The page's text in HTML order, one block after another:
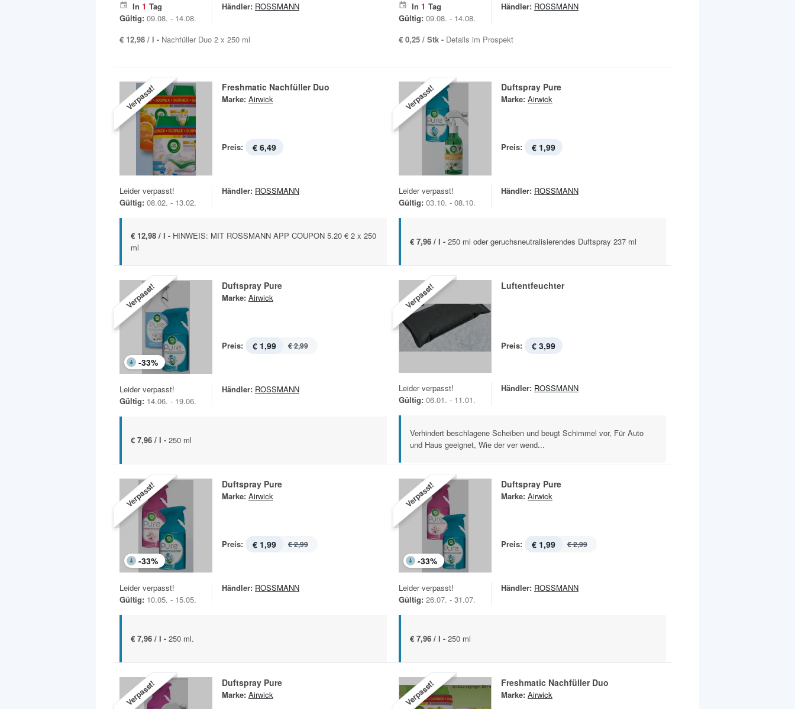
In 1 Tag
Gültig: 09.08. - 14.08.
Händler: ROSSMANN
€ 12,98 / l - Nachfüller Duo 2 x 250 ml
In 1 Tag
Gültig: 09.08. - 14.08.
Händler: ROSSMANN
€ 0,25 / Stk - Details im Prospekt
Verpasst! Freshmatic Nachfüller Duo
Marke: Airwick
Preis: € 6,49
Leider verpasst!
Gültig: 08.02. - 13.02.
Händler: ROSSMANN
€ 12,98 / l - HINWEIS: MIT ROSSMANN APP COUPON 5.20 € 2 x 250
ml
Verpasst! Duftspray Pure
Marke: Airwick
Preis: € 1,99
Leider verpasst!
Gültig: 03.10. - 08.10.
Händler: ROSSMANN
€ 7,96 / l - 250 ml oder geruchsneutralisierendes Duftspray 237 ml
Verpasst!
-33%
Duftspray Pure
Marke: Airwick
Preis: € 1,99 € 2,99
Leider verpasst!
Gültig: 14.06. - 19.06.
Händler: ROSSMANN
€ 7,96 / l - 250 ml
Verpasst! Luftentfeuchter
Preis: € 3,99
Leider verpasst!
Gültig: 06.01. - 11.01.
Händler: ROSSMANN
Verhindert beschlagene Scheiben und beugt Schimmel vor, Für Auto
und Haus geeignet, Wie der ver wend...
Verpasst!
-33%
Duftspray Pure
Marke: Airwick
Preis: € 1,99 € 2,99
Leider verpasst!
Gültig: 10.05. - 15.05.
Händler: ROSSMANN
€ 7,96 / l - 250 ml.
Verpasst!
-33%
Duftspray Pure
Marke: Airwick
Preis: € 1,99 € 2,99
Leider verpasst!
Gültig: 26.07. - 31.07.
Händler: ROSSMANN
€ 7,96 / l - 250 ml
Verpasst! Duftspray Pure
Marke: Airwick Verpasst! Freshmatic Nachfüller Duo
Marke: Airwick